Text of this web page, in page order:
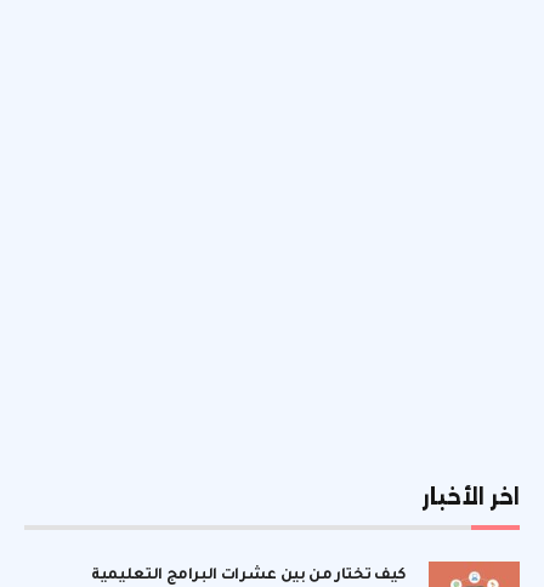
اخر الأخبار
كيف تختار من بين عشرات البرامج التعليمية